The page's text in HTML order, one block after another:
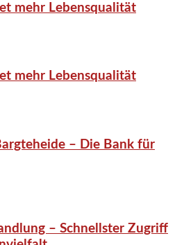
mehr Lebensqualität
mehr Lebensqualität
– Die Bank für
– Schnellster Zugriff